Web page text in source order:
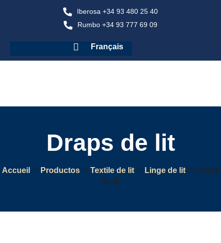
Iberosa +34 93 480 25 40
Rumbo +34 93 777 69 09
Français
Draps de lit
Accueil > Productos> Textile de lit> Linge de lit> Draps
de lit